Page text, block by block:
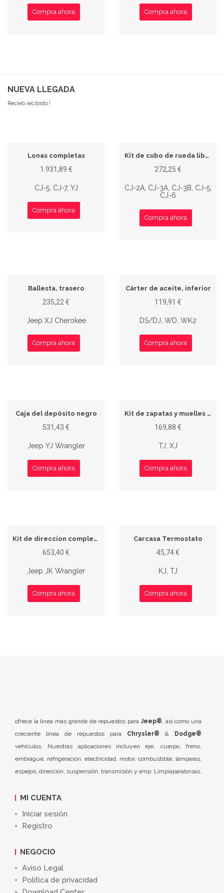
Compra ahora Compra ahora
NUEVA LLEGADA
Recieb recibido !
Lonas completas
1.931,89 €
CJ-5, CJ-7, YJ
Compra ahora
Kit de cubo de rueda libre
272,25 €
CJ-2A, CJ-3A, CJ-3B, CJ-5,
CJ-6
Compra ahora
Ballesta, trasero
235,22 €
Jeep XJ Cherokee
Compra ahora
Cárter de aceite, inferior
119,91 €
DS/DJ, WD, WK2
Compra ahora
Caja del depósito negro
531,43 €
Jeep YJ Wrangler
Compra ahora
Kit de zapatas y muelles traseros
169,88 €
TJ, XJ
Compra ahora
Kit de direccion completo LHD
653,40 €
Jeep JK Wrangler
Compra ahora
Carcasa Termostato
45,74 €
KJ, TJ
Compra ahora
ofrece la línea más grande de repuestos paraJeep®, así como una
creciente línea de repuestos para Chrysler® &
Dodge®
vehículos. Nuestras aplicaciones incluyen eje, cuerpo, freno,
embrague, refrigeración, electricidad, motor, combustible, lámparas,
espejos, dirección, suspensión, transmisión y amp; Limpiaparabrisas.
MI CUENTA
Iniciar sesión
Registro
NEGOCIO
Aviso Legal
Política de privacidad